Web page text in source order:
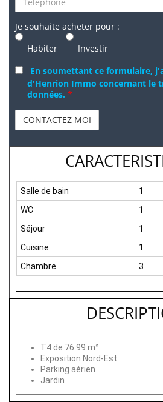
Je souhaite acheter pour :
Habiter
Investir
En soumettant ce formulaire,
d'Henrion Immo concernant le
données. *
Salle de bain
1
WC
1
Séjour
1
Cuisine
1
Chambre
3
T4 de 76.99 m²
Exposition Nord-Est
Parking aérien
Jardin